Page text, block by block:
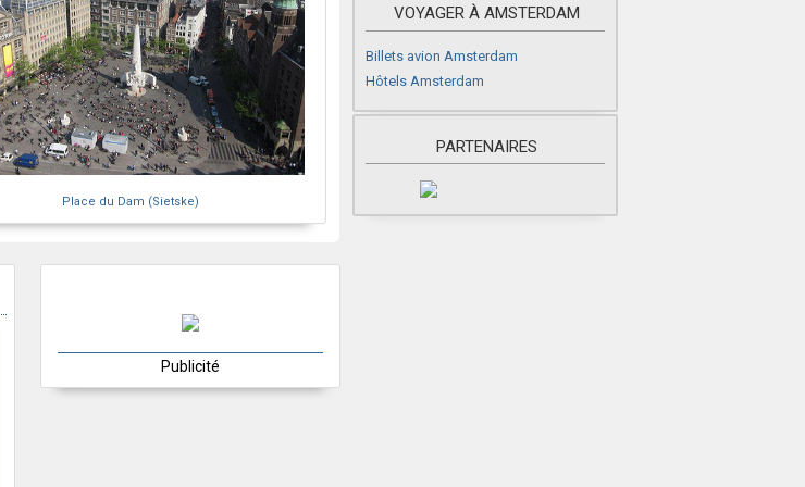
Place du Dam (Sietske)
Publicité
VOYAGER À AMSTERDAM
Billets avion Amsterdam
Hôtels Amsterdam
PARTENAIRES